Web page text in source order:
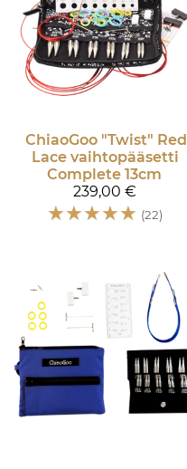
ChiaoGoo "Twist" Red
Lace vaihtopääsetti
Complete 13cm
239,00 €
☆☆☆☆☆ (22)